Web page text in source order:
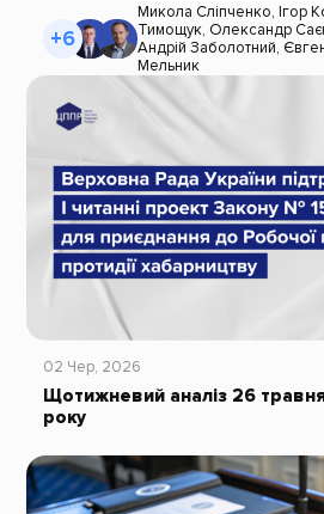
+6
Микола Сліпченко, Ігор
Тимощук, Олександр
Андрій Заболотний,
Мельник
02 Чер, 2026
Щотижневий аналіз 26
року